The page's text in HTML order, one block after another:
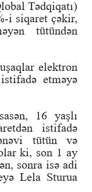
Tədqiqatı)
i siqaret çəkir,
tütündən
elektron
etməyə
16 yaşlı
istifadə
tütün və
ki, son 1 ay
sonra isə adi
Lela Sturua